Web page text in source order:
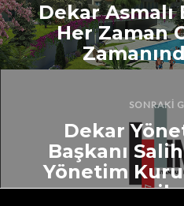
Dekar Asmalı
Her Zaman
SONRAKI
Dekar
Başkanı
Yönetim